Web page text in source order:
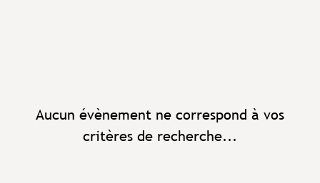
Aucun évènement ne correspond à vos
critères de recherche...